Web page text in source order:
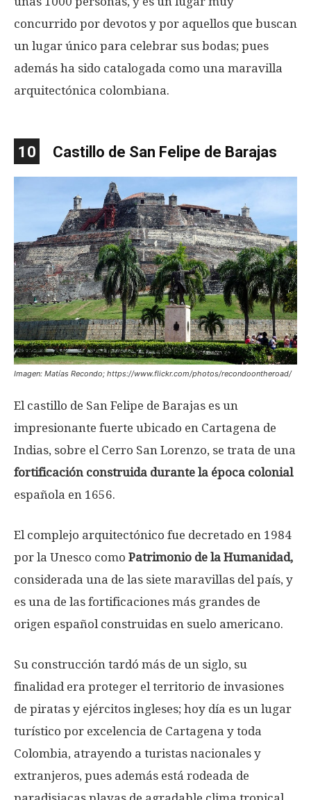
concurrido por devotos y por aquellos que buscan
un lugar único para celebrar sus bodas; pues
además ha sido catalogada como una maravilla
arquitectónica colombiana.
10 Castillo de San Felipe de Barajas
Imagen: Matías Recondo; https://www.flickr.com/photos/recondoontheroad/
El castillo de San Felipe de Barajas es un
impresionante fuerte ubicado en Cartagena de
Indias, sobre el Cerro San Lorenzo, se trata de una
fortificación construida durante la época colonial
española en 1656.
El complejo arquitectónico fue decretado en 1984
por la Unesco como Patrimonio de la Humanidad,
considerada una de las siete maravillas del país, y
es una de las fortificaciones más grandes de
origen español construidas en suelo americano.
Su construcción tardó más de un siglo, su
finalidad era proteger el territorio de invasiones
de piratas y ejércitos ingleses; hoy día es un lugar
turístico por excelencia de Cartagena y toda
Colombia, atrayendo a turistas nacionales y
extranjeros, pues además está rodeada de